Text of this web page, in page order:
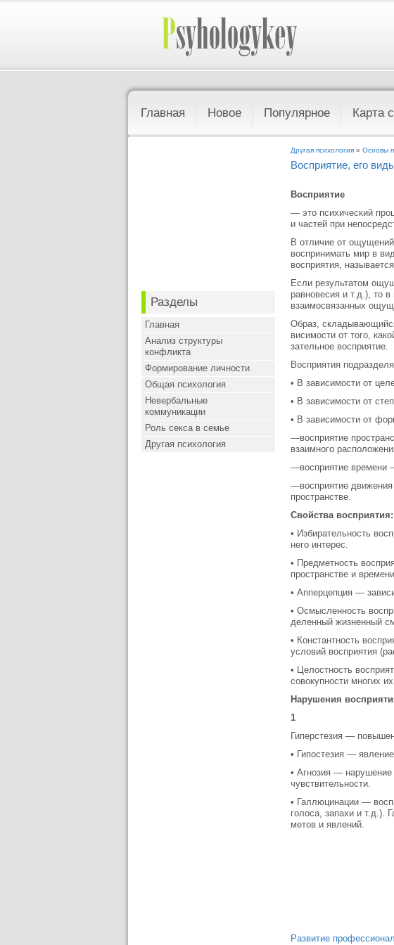
Главная Новое Популярное Карта
Разделы
Главная
Анализ структуры
конфликта
Формирование личности
Общая психология
Невербальные
коммуникации
Роль секса в семье
Другая психология
Другая психология » Основы
Восприятие, его
Восприятие
— это психический
и частей при
В отличие от
воспринимать мир в
восприятия,
Если результатом
равновесия и т.д.), то
взаимосвязанных
Образ,
висимости от того,
зательное восприятие.
Восприятия
• В зависимости от
• В зависимости от
• В зависимости от
—восприятие
взаимного
—восприятие времени
—восприятие
пространстве.
Свойства восприятия:
• Избирательность
него интерес.
• Предметность
пространстве и
• Апперцепция —
• Осмысленность
деленный жизненный
• Константность
условий восприятия
• Целостность
совокупности многих
Нарушения
1
Гиперстезия —
• Гипостезия —
• Агнозия — нарушение
чувствительности.
• Галлюцинации —
голоса, запахи и т.д.).
метов и явлений.
Развитие